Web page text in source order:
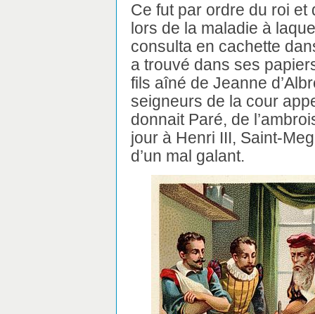
Ce fut par ordre du roi et
lors de la maladie à
consulta en cachette
a trouvé dans ses
fils aîné de Jeanne
seigneurs de la cour
donnait Paré, de
jour à Henri III, Saint-
d’un mal galant.